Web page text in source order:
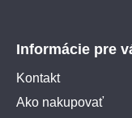
Informácie pre
Kontakt
Ako nakupovať